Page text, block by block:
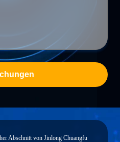
Abschnitt von Jinlong Chuangfu